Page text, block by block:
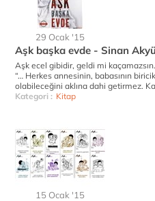
29 Ocak '15
Aşk başka evde - Sinan
Aşk ecel gibidir, geldi mi
“… Herkes annesinin, babasının
olabileceğini aklına dahi getirmez.
Kategori : Kitap
15 Ocak '15